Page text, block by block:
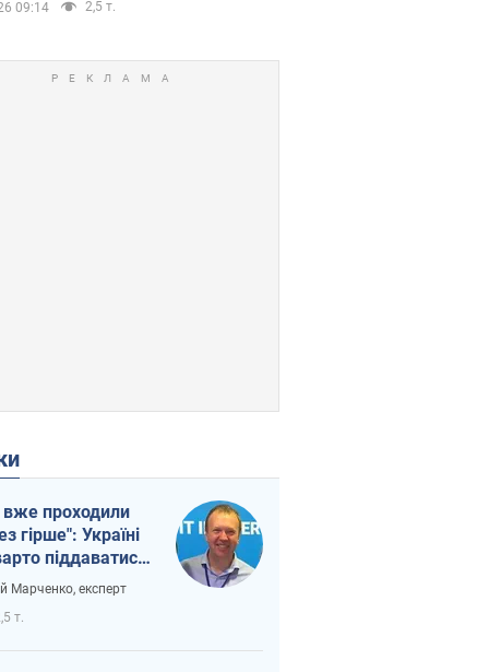
09:14 2,5 т.
проходили
гірше": Україні
піддаватися
через
Марченко, експерт
т.